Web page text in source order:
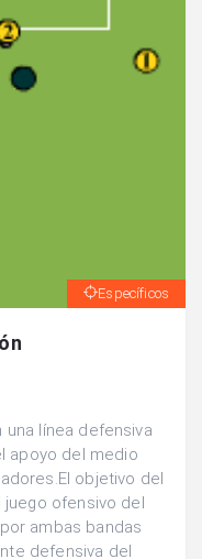
Específicos
línea defensiva
apoyo del medio
objetivo del
ofensivo del
ambas bandas
defensiva del